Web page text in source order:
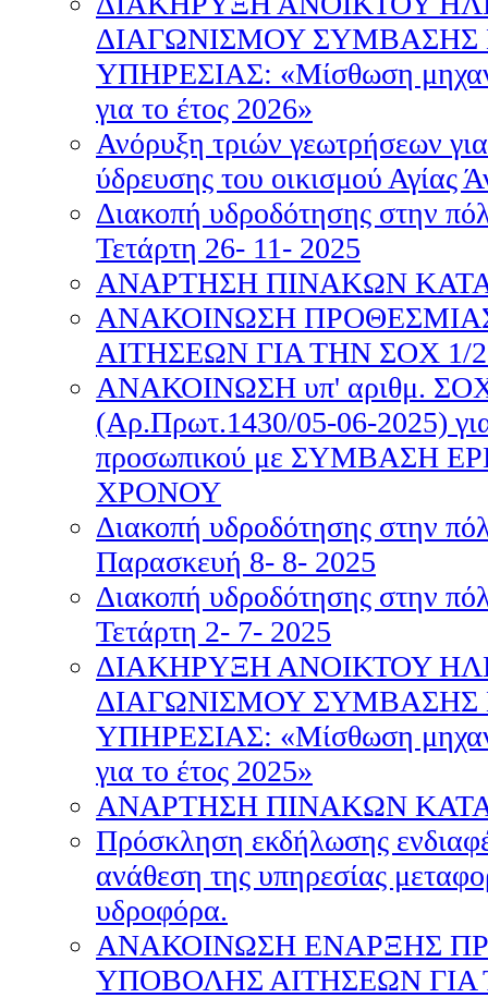
ΔΙΑΓΩΝΙΣΜΟΥ
ΥΠΗΡΕΣΙΑΣ: «Μίσθωση
για το έτος 2026»
Ανόρυξη τριών γεωτρήσεων
ύδρευσης του οικισμού Αγίας
Διακοπή υδροδότησης στην
Τετάρτη 26- 11- 2025
ΑΝΑΡΤΗΣΗ ΠΙΝΑΚΩΝ
ΑΝΑΚΟΙΝΩΣΗ
ΑΙΤΗΣΕΩΝ ΓΙΑ ΤΗΝ ΣΟΧ 1/
ΑΝΑΚΟΙΝΩΣΗ υπ' αριθμ.
(Αρ.Πρωτ.1430/05-06-2025)
προσωπικού με ΣΥΜΒΑΣΗ
ΧΡΟΝΟΥ
Διακοπή υδροδότησης στην
Παρασκευή 8- 8- 2025
Διακοπή υδροδότησης στην
Τετάρτη 2- 7- 2025
ΔΙΑΚΗΡΥΞΗ ΑΝΟΙΚΤΟΥ
ΔΙΑΓΩΝΙΣΜΟΥ
ΥΠΗΡΕΣΙΑΣ: «Μίσθωση
για το έτος 2025»
ΑΝΑΡΤΗΣΗ ΠΙΝΑΚΩΝ
Πρόσκληση εκδήλωσης
ανάθεση της υπηρεσίας
υδροφόρα.
ΑΝΑΚΟΙΝΩΣΗ ΕΝΑΡΞΗΣ
ΥΠΟΒΟΛΗΣ ΑΙΤΗΣΕΩΝ ΓΙΑ